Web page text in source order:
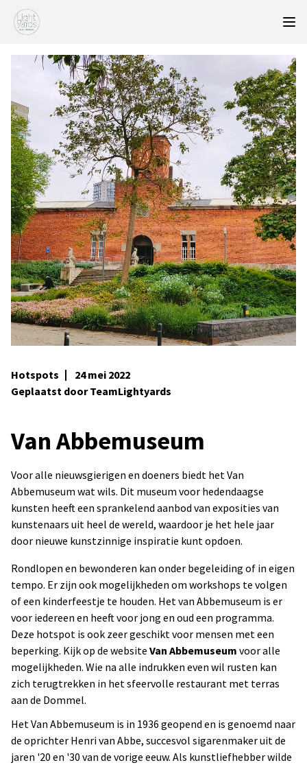
Hotspots
24 mei 2022
Geplaatst door TeamLightyards
Van Abbemuseum
Voor alle nieuwsgierigen en doeners biedt het Van
Abbemuseum wat wils. Dit museum voor hedendaagse
kunsten heeft een sprankelend aanbod van exposities van
kunstenaars uit heel de wereld, waardoor je het hele jaar
door nieuwe kunstzinnige inspiratie kunt opdoen.
Rondlopen en bewonderen kan onder begeleiding of in eigen
tempo. Er zijn ook mogelijkheden om workshops te volgen
of een kinderfeestje te houden. Het van Abbemuseum is er
voor iedereen en heeft voor jong en oud een programma.
Deze hotspot is ook zeer geschikt voor mensen met een
beperking. Kijk op de website Van Abbemuseum voor alle
mogelijkheden. Wie na alle indrukken even wil rusten kan
zich terugtrekken in het sfeervolle restaurant met terras
aan de Dommel.
Het Van Abbemuseum is in 1936 geopend en is genoemd naar
de oprichter Henri van Abbe, succesvol sigarenmaker uit de
jaren '20 en '30 van de vorige eeuw. Als kunstliefhebber wilde